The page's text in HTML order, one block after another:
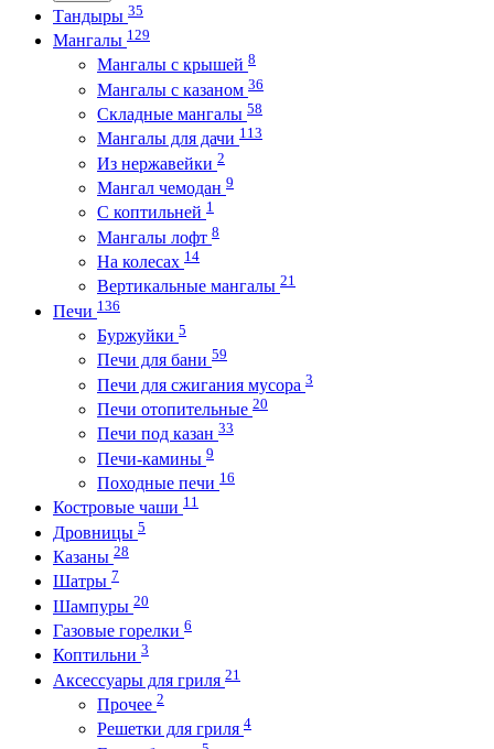
Тандыры 35
Мангалы 129
Мангалы с крышей 8
Мангалы с казаном 36
Складные мангалы 58
Мангалы для дачи 113
Из нержавейки 2
Мангал чемодан 9
С коптильней 1
Мангалы лофт 8
На колесах 14
Вертикальные мангалы 21
Печи 136
Буржуйки 5
Печи для бани 59
Печи для сжигания мусора 3
Печи отопительные 20
Печи под казан 33
Печи-камины 9
Походные печи 16
Костровые чаши 11
Дровницы 5
Казаны 28
Шатры 7
Шампуры 20
Газовые горелки 6
Коптильни 3
Аксессуары для гриля 21
Прочее 2
Решетки для гриля 4